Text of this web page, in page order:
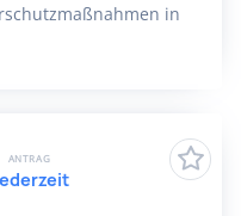
in
ANTRAG